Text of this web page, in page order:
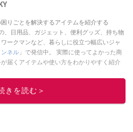
りごとを解決するアイテムを紹介する
、日用品、ガジェット、便利グッズ、持ち物
ークマンなど、暮らしに役立つ幅広いジャ
ンネル 」で発信中。 実際に使ってよかった商
届くアイテムや使い方をわかりやすく紹介
このイチオシストの他の記事を読む
きを読む＞